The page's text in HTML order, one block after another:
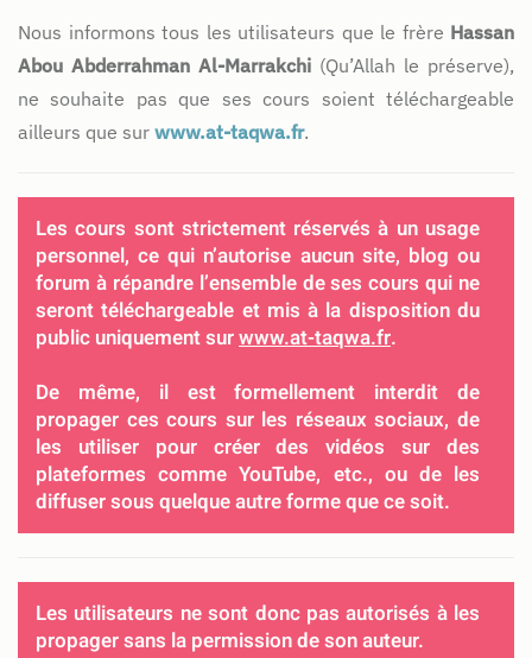
Nous informons tous les utilisateurs que le frère Hassan
Abou Abderrahman Al-Marrakchi (Qu’Allah le préserve),
ne souhaite pas que ses cours soient téléchargeable
ailleurs que sur www.at-taqwa.fr.
Les cours sont strictement réservés à un usage
personnel, ce qui n’autorise aucun site, blog ou
forum à répandre l’ensemble de ses cours qui ne
seront téléchargeable et mis à la disposition du
public uniquement surwww.at-taqwa.fr.
De même, il est formellement interdit de
propager ces cours sur les réseaux sociaux, de
les utiliser pour créer des vidéos sur des
plateformes comme YouTube, etc., ou de les
diffuser sous quelque autre forme que ce soit.
Les utilisateurs ne sont donc pas autorisés à les
propager sans la permission de son auteur.